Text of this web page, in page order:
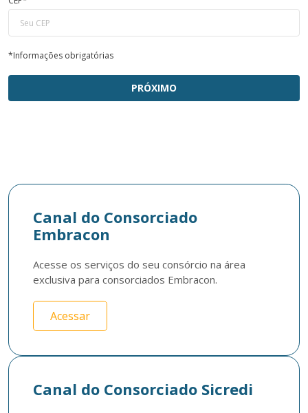
*Informações obrigatórias
PRÓXIMO
Canal do Consorciado
Embracon
Acesse os serviços do seu consórcio na área
exclusiva para consorciados Embracon.
Acessar
Canal do Consorciado Sicredi